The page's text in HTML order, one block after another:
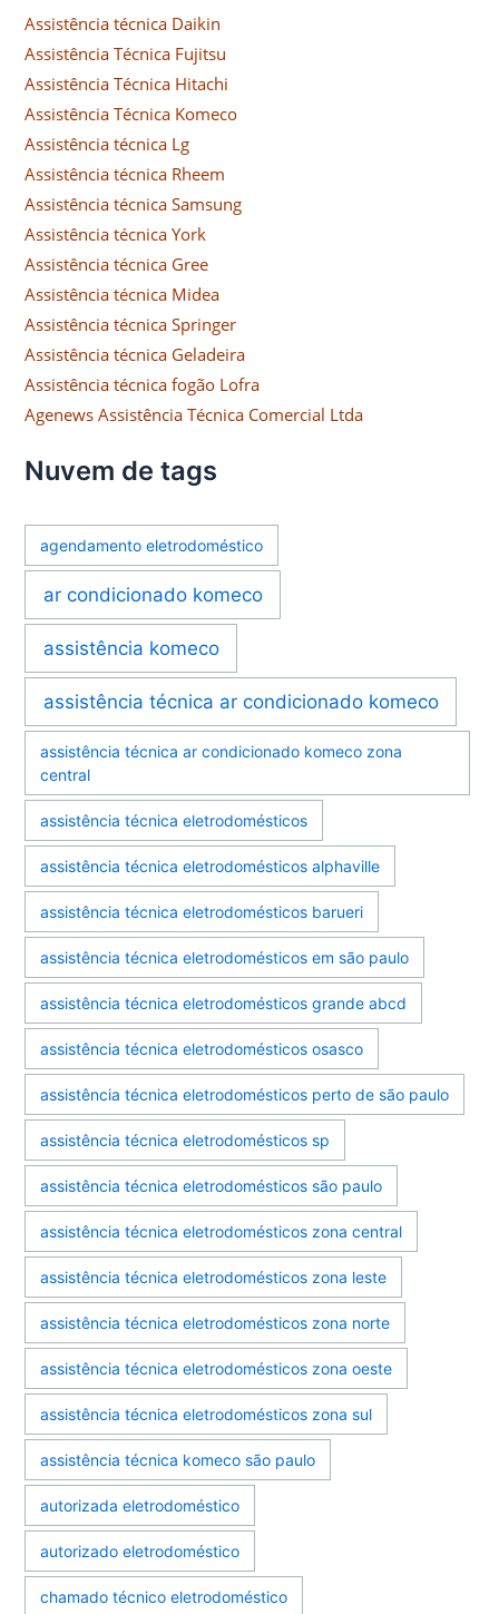
Assistência técnica Daikin
Assistência Técnica Fujitsu
Assistência Técnica Hitachi
Assistência Técnica Komeco
Assistência técnica Lg
Assistência técnica Rheem
Assistência técnica Samsung
Assistência técnica York
Assistência técnica Gree
Assistência técnica Midea
Assistência técnica Springer
Assistência técnica Geladeira
Assistência técnica fogão Lofra
Agenews Assistência Técnica Comercial Ltda
Nuvem de tags
agendamento eletrodoméstico
ar condicionado komeco
assistência komeco
assistência técnica ar condicionado komeco
assistência técnica ar condicionado komeco zona
central
assistência técnica eletrodomésticos
assistência técnica eletrodomésticos alphaville
assistência técnica eletrodomésticos barueri
assistência técnica eletrodomésticos em são paulo
assistência técnica eletrodomésticos grande abcd
assistência técnica eletrodomésticos osasco
assistência técnica eletrodomésticos perto de são paulo
assistência técnica eletrodomésticos sp
assistência técnica eletrodomésticos são paulo
assistência técnica eletrodomésticos zona central
assistência técnica eletrodomésticos zona leste
assistência técnica eletrodomésticos zona norte
assistência técnica eletrodomésticos zona oeste
assistência técnica eletrodomésticos zona sul
assistência técnica komeco são paulo
autorizada eletrodoméstico
autorizado eletrodoméstico
chamado técnico eletrodoméstico